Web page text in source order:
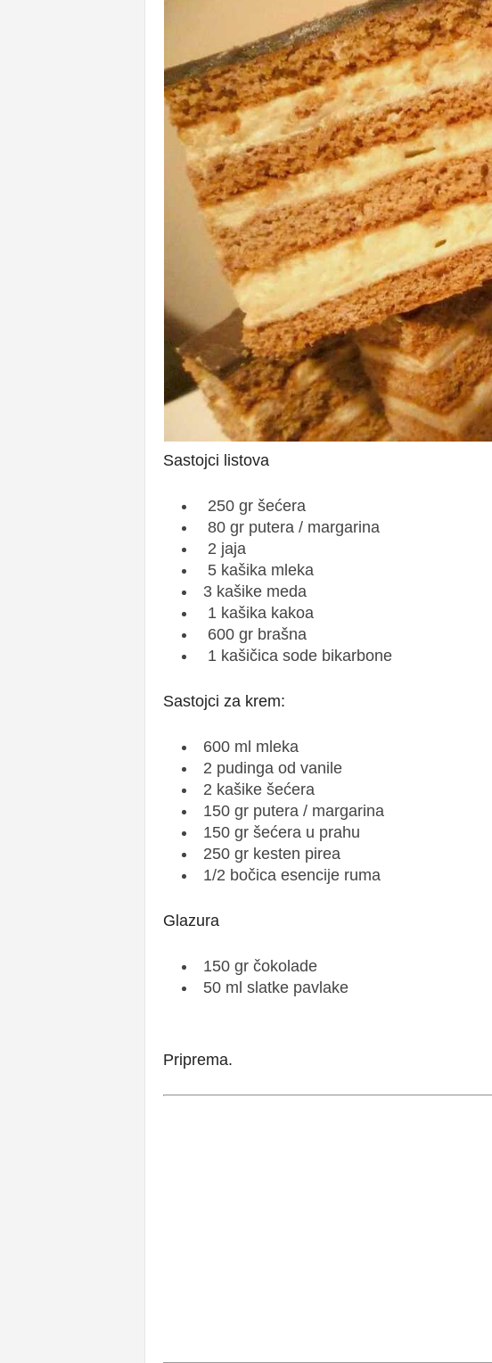
Sastojci listova
250 gr šećera
80 gr putera / margarina
2 jaja
5 kašika mleka
3 kašike meda
1 kašika kakoa
600 gr brašna
1 kašičica sode bikarbone
Sastojci za krem:
600 ml mleka
2 pudinga od vanile
2 kašike šećera
150 gr putera / margarina
150 gr šećera u prahu
250 gr kesten pirea
1/2 bočica esencije ruma
Glazura
150 gr čokolade
50 ml slatke pavlake
Priprema.